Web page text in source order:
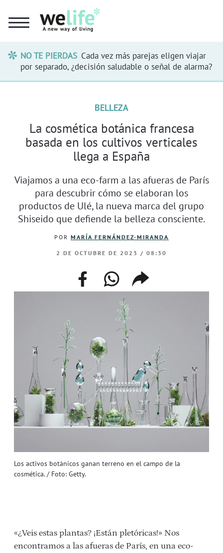
NO TE PIERDAS Cada vez más parejas eligen viajar
por separado, ¿decisión saludable o señal de alarma?
Los activos botánicos ganan terreno en el campo de la
cosmética. / Foto: Getty.
BELLEZA
La cosmética botánica francesa
basada en los cultivos verticales
llega a España
Viajamos a una eco-farm a las afueras de París
para descubrir cómo se elaboran los
productos de Ulé, la nueva marca del grupo
Shiseido que defiende la belleza consciente.
POR MARÍA FERNÁNDEZ-MIRANDA
2 DE OCTUBRE DE 2023 / 08:30
facebookwhatsappcompartir
enlace
«¿Veis estas plantas? ¡Están pletóricas!» Nos
encontramos a las afueras de París, en una eco-